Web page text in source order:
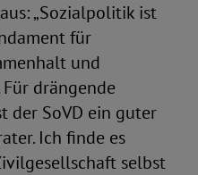
„Sozialpolitik ist
für
und
drängende
der SoVD ein guter
Ich finde es
selbst